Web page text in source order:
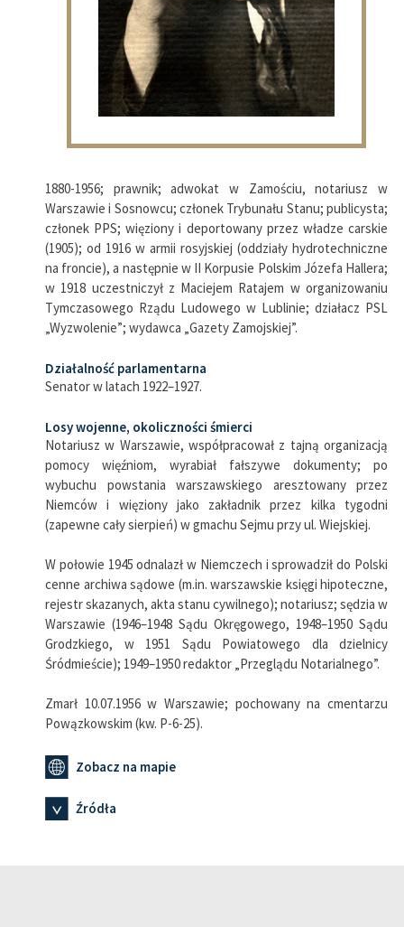
1880-1956; prawnik; adwokat w Zamościu, notariusz w
Warszawie i Sosnowcu; członek Trybunału Stanu; publicysta;
członek PPS; więziony i deportowany przez władze carskie
(1905); od 1916 w armii rosyjskiej (oddziały hydrotechniczne
na froncie), a następnie w II Korpusie Polskim Józefa Hallera;
w 1918 uczestniczył z Maciejem Ratajem w organizowaniu
Tymczasowego Rządu Ludowego w Lublinie; działacz PSL
„Wyzwolenie”; wydawca „Gazety Zamojskiej”.
Działalność parlamentarna
Senator w latach 1922–1927.
Losy wojenne, okoliczności śmierci
Notariusz w Warszawie, współpracował z tajną organizacją
pomocy więźniom, wyrabiał fałszywe dokumenty; po
wybuchu powstania warszawskiego aresztowany przez
Niemców i więziony jako zakładnik przez kilka tygodni
(zapewne cały sierpień) w gmachu Sejmu przy ul. Wiejskiej.
W połowie 1945 odnalazł w Niemczech i sprowadził do Polski
cenne archiwa sądowe (m.in. warszawskie księgi hipoteczne,
rejestr skazanych, akta stanu cywilnego); notariusz; sędzia w
Warszawie (1946–1948 Sądu Okręgowego, 1948–1950 Sądu
Grodzkiego, w 1951 Sądu Powiatowego dla dzielnicy
Śródmieście); 1949–1950 redaktor „Przeglądu Notarialnego”.
Zmarł 10.07.1956 w Warszawie; pochowany na cmentarzu
Powązkowskim (kw. P-6-25).
Zobacz na mapie
Źródła